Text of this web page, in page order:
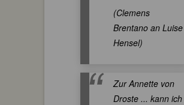
(Clemens
Brentano an Luise
Hensel)
Zur Annette von
Droste ... kann ich